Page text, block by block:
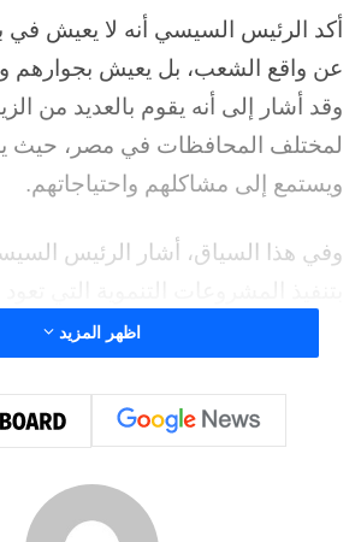
أكد الرئيس السيسي أنه لا يعيش في
عن واقع الشعب، بل يعيش بجوارهم
وقد أشار إلى أنه يقوم بالعديد من
لمختلف المحافظات في مصر، حيث
ويستمع إلى مشاكلهم واحتياجاتهم.
وفي هذا السياق، أشار الرئيس
الشعب المصري. وقد تم تنفيذ
والتعليم والإسكان والبنية التحتية،
مستوى المعيشة للمواطنين.
وأكد الرئيس السيسي أنه يعمل
اظهر المزيد